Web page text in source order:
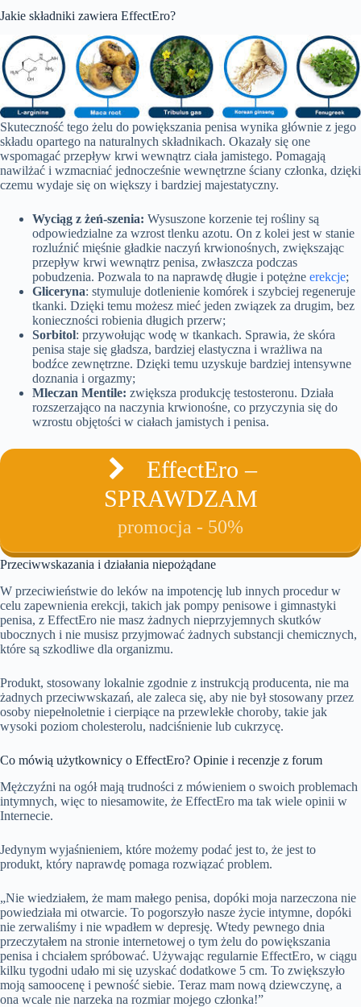
Jakie składniki zawiera EffectEro?
Skuteczność tego żelu do powiększania penisa wynika głównie z jego
składu opartego na naturalnych składnikach. Okazały się one
wspomagać przepływ krwi wewnątrz ciała jamistego. Pomagają
nawilżać i wzmacniać jednocześnie wewnętrzne ściany członka, dzięki
czemu wydaje się on większy i bardziej majestatyczny.
Wyciąg z żeń-szenia: Wysuszone korzenie tej rośliny są
odpowiedzialne za wzrost tlenku azotu. On z kolei jest w stanie
rozluźnić mięśnie gładkie naczyń krwionośnych, zwiększając
przepływ krwi wewnątrz penisa, zwłaszcza podczas
pobudzenia. Pozwala to na naprawdę długie i potężne erekcje;
Gliceryna: stymuluje dotlenienie komórek i szybciej regeneruje
tkanki. Dzięki temu możesz mieć jeden związek za drugim, bez
konieczności robienia długich przerw;
Sorbitol: przywołując wodę w tkankach. Sprawia, że skóra
penisa staje się gładsza, bardziej elastyczna i wrażliwa na
bodźce zewnętrzne. Dzięki temu uzyskuje bardziej intensywne
doznania i orgazmy;
Mleczan Mentile: zwiększa produkcję testosteronu. Działa
rozszerzająco na naczynia krwionośne, co przyczynia się do
wzrostu objętości w ciałach jamistych i penisa.
EffectEro –
SPRAWDZAM
promocja - 50%
Przeciwwskazania i działania niepożądane
W przeciwieństwie do leków na impotencję lub innych procedur w
celu zapewnienia erekcji, takich jak pompy penisowe i gimnastyki
penisa, z EffectEro nie masz żadnych nieprzyjemnych skutków
ubocznych i nie musisz przyjmować żadnych substancji chemicznych,
które są szkodliwe dla organizmu.
Produkt, stosowany lokalnie zgodnie z instrukcją producenta, nie ma
żadnych przeciwwskazań, ale zaleca się, aby nie był stosowany przez
osoby niepełnoletnie i cierpiące na przewlekłe choroby, takie jak
wysoki poziom cholesterolu, nadciśnienie lub cukrzycę.
Co mówią użytkownicy o EffectEro? Opinie i recenzje z forum
Mężczyźni na ogół mają trudności z mówieniem o swoich problemach
intymnych, więc to niesamowite, że EffectEro ma tak wiele opinii w
Internecie.
Jedynym wyjaśnieniem, które możemy podać jest to, że jest to
produkt, który naprawdę pomaga rozwiązać problem.
„Nie wiedziałem, że mam małego penisa, dopóki moja narzeczona nie
powiedziała mi otwarcie. To pogorszyło nasze życie intymne, dopóki
nie zerwaliśmy i nie wpadłem w depresję. Wtedy pewnego dnia
przeczytałem na stronie internetowej o tym żelu do powiększania
penisa i chciałem spróbować. Używając regularnie EffectEro, w ciągu
kilku tygodni udało mi się uzyskać dodatkowe 5 cm. To zwiększyło
moją samoocenę i pewność siebie. Teraz mam nową dziewczynę, a
ona wcale nie narzeka na rozmiar mojego członka!”